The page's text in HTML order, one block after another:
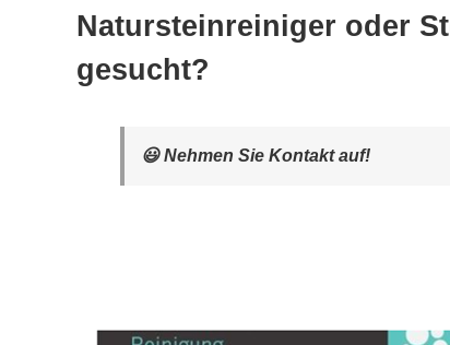
Natursteinreiniger oder
gesucht?
😃 Nehmen Sie Kontakt auf!